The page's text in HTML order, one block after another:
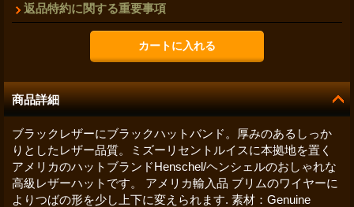
返品特約に関する重要事項
商品詳細
ブラックレザーにブラックハットバンド。厚みのあるしっか
りとしたレザー品質。ミズーリセントルイスに本拠地を置く
アメリカのハットブランドHenschel/ヘンシェルのおしゃれな
高級レザーハットです。 アメリカ輸入品 ブリムのワイヤーに
よりつばの形を少し上下に変えられます. 素材：Genuine